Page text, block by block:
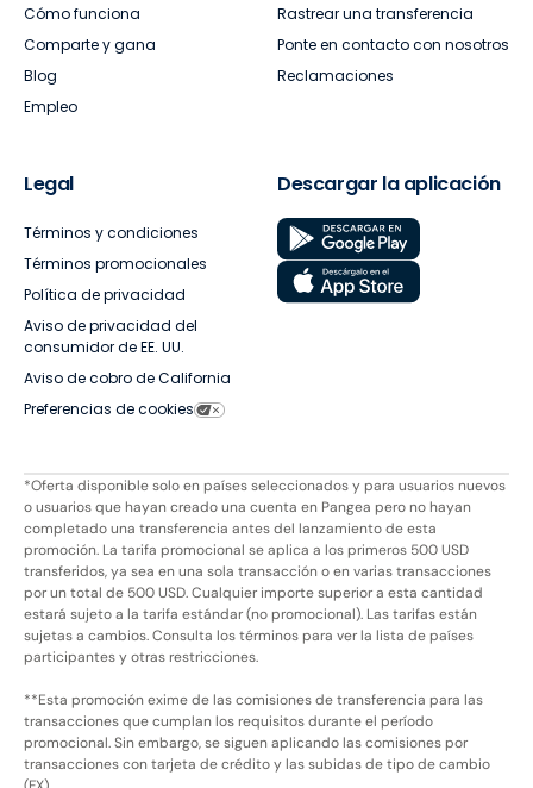
Cómo funciona
Comparte y gana
Blog
Empleo
Rastrear una transferencia
Ponte en contacto con nosotros
Reclamaciones
Legal
Términos y condiciones
Términos promocionales
Política de privacidad
Aviso de privacidad del
consumidor de EE. UU.
Aviso de cobro de California
Preferencias de cookies
Descargar la aplicación
*Oferta disponible solo en países seleccionados y para usuarios nuevos
o usuarios que hayan creado una cuenta en Pangea pero no hayan
completado una transferencia antes del lanzamiento de esta
promoción. La tarifa promocional se aplica a los primeros 500 USD
transferidos, ya sea en una sola transacción o en varias transacciones
por un total de 500 USD. Cualquier importe superior a esta cantidad
estará sujeto a la tarifa estándar (no promocional). Las tarifas están
sujetas a cambios. Consulta los términos para ver la lista de países
participantes y otras restricciones.
**Esta promoción exime de las comisiones de transferencia para las
transacciones que cumplan los requisitos durante el período
promocional. Sin embargo, se siguen aplicando las comisiones por
transacciones con tarjeta de crédito y las subidas de tipo de cambio